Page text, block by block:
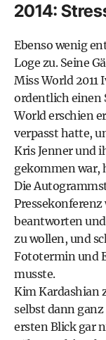
2014:
Ebenso wenig
Loge zu. Seine
Miss World 2011
ordentlich einen
World erschien
verpasst hatte,
Kris Jenner und
gekommen war,
Die
beantworten
zu wollen, und
Fototermin und
musste.
Kim Kardashian
selbst dann
ersten Blick gar